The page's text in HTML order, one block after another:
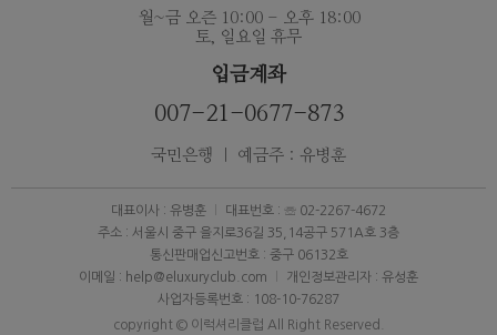
월~금 오즌 10:00 - 오후 18:00
토, 일요일 휴무
입금계좌
007-21-0677-873
국민은행 ｜ 예금주 : 유병훈
대표이사 : 유병훈
대표번호 : ☏ 02-2267-4672
주소 : 서울시 중구 을지로36길 35,14공구 571A호 3층
통신판매업신고번호 : 중구 06132호
이메일 : help@eluxuryclub.com
개인정보관리자 : 유성훈
사업자등록번호 : 108-10-76287
copyright © 이럭셔리클럽 All Right Reserved.